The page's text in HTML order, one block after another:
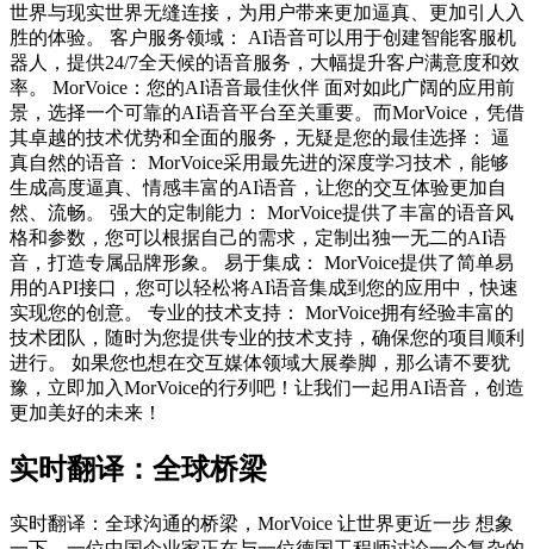
世界与现实世界无缝连接，为用户带来更加逼真、更加引人入
胜的体验。 客户服务领域： AI语音可以用于创建智能客服机
器人，提供24/7全天候的语音服务，大幅提升客户满意度和效
率。 MorVoice：您的AI语音最佳伙伴 面对如此广阔的应用前
景，选择一个可靠的AI语音平台至关重要。而MorVoice，凭借
其卓越的技术优势和全面的服务，无疑是您的最佳选择： 逼
真自然的语音： MorVoice采用最先进的深度学习技术，能够
生成高度逼真、情感丰富的AI语音，让您的交互体验更加自
然、流畅。 强大的定制能力： MorVoice提供了丰富的语音风
格和参数，您可以根据自己的需求，定制出独一无二的AI语
音，打造专属品牌形象。 易于集成： MorVoice提供了简单易
用的API接口，您可以轻松将AI语音集成到您的应用中，快速
实现您的创意。 专业的技术支持： MorVoice拥有经验丰富的
技术团队，随时为您提供专业的技术支持，确保您的项目顺利
进行。 如果您也想在交互媒体领域大展拳脚，那么请不要犹
豫，立即加入MorVoice的行列吧！让我们一起用AI语音，创造
更加美好的未来！
实时翻译：全球桥梁
实时翻译：全球沟通的桥梁，MorVoice 让世界更近一步 想象